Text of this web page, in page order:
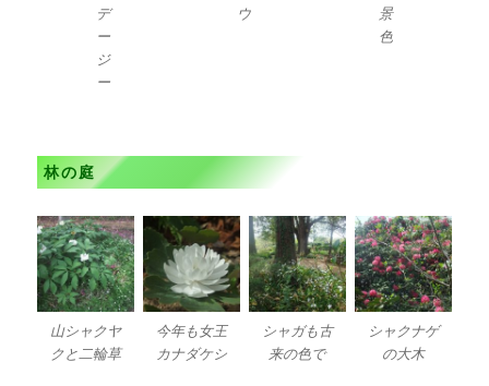
デ
ー
ジ
ー
ウ
景
色
林の庭
山シャクヤ
クと二輪草
今年も女王
カナダケシ
シャガも古
来の色で
シャクナゲ
の大木